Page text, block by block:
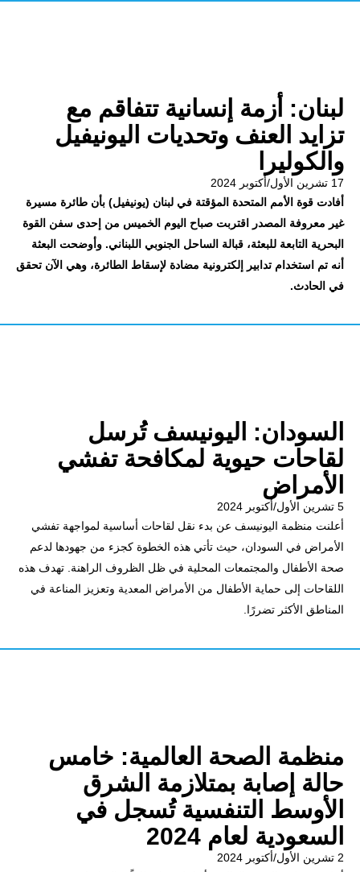
لبنان: أزمة إنسانية تتفاقم مع
تزايد العنف وتحديات اليونيفيل
والكوليرا
17 تشرين الأول/أكتوبر 2024
أفادت قوة الأمم المتحدة المؤقتة في لبنان (يونيفيل) بأن طائرة مسيرة
غير معروفة المصدر اقتربت صباح اليوم الخميس من إحدى سفن القوة
البحرية التابعة للبعثة، قبالة الساحل الجنوبي اللبناني. وأوضحت البعثة
أنه تم استخدام تدابير إلكترونية مضادة لإسقاط الطائرة، وهي الآن تحقق
في الحادث.
السودان: اليونيسف تُرسل
لقاحات حيوية لمكافحة تفشي
الأمراض
5 تشرين الأول/أكتوبر 2024
أعلنت منظمة اليونيسف عن بدء نقل لقاحات أساسية لمواجهة تفشي
الأمراض في السودان، حيث تأتي هذه الخطوة كجزء من جهودها لدعم
صحة الأطفال والمجتمعات المحلية في ظل الظروف الراهنة. تهدف هذه
اللقاحات إلى حماية الأطفال من الأمراض المعدية وتعزيز المناعة في
المناطق الأكثر تضررًا.
منظمة الصحة العالمية: خامس
حالة إصابة بمتلازمة الشرق
الأوسط التنفسية تُسجل في
السعودية لعام 2024
2 تشرين الأول/أكتوبر 2024